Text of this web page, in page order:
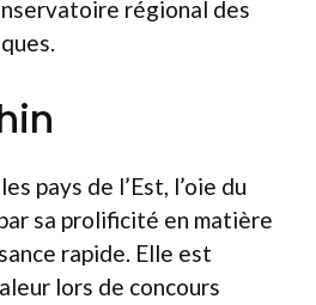
régional des
pays de l’Est, l’oie du
sa prolificité en matière
rapide. Elle est
lors de concours